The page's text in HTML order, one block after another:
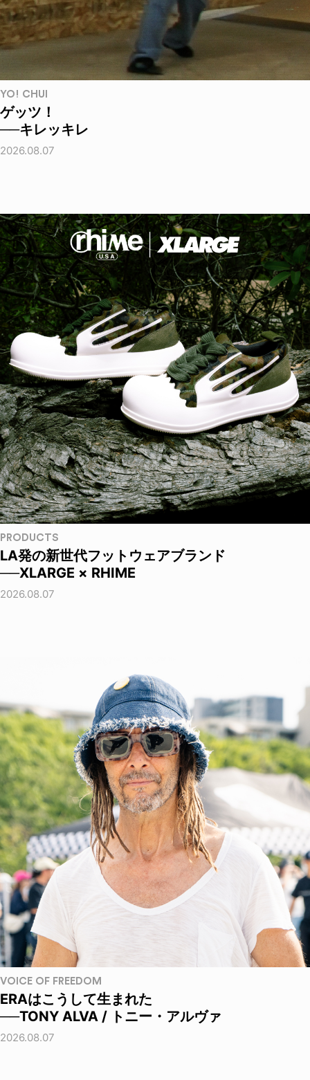
YO! CHUI
ゲッツ！
──キレッキレ
2026.08.07
PRODUCTS
LA発の新世代フットウェアブランド
──XLARGE × RHIME
2026.08.07
VOICE OF FREEDOM
ERAはこうして生まれた
──TONY ALVA / トニー・アルヴァ
2026.08.07